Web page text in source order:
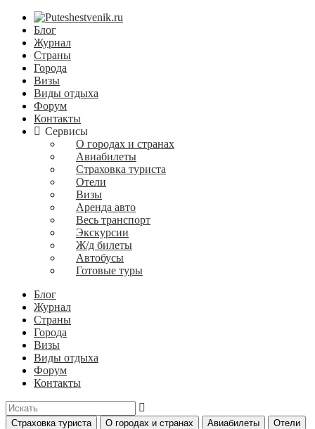
Блог
Журнал
Страны
Города
Визы
Виды отдыха
Форум
Контакты
Сервисы
О городах и странах
Авиабилеты
Страховка туриста
Отели
Визы
Аренда авто
Весь транспорт
Экскурсии
Ж/д билеты
Автобусы
Готовые туры
Блог
Журнал
Страны
Города
Визы
Виды отдыха
Форум
Контакты
Страховка туриста О городах и странах Авиабилеты
Отели